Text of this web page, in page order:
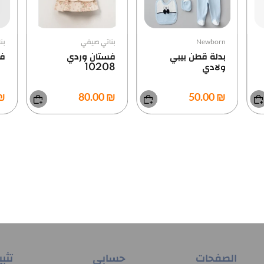
بناتي صيفي
فستان وردي
10208
₪ 80.00
بناتي صيفي
فستان الزهرة8249
₪ 130.00
الصفحات حسابي